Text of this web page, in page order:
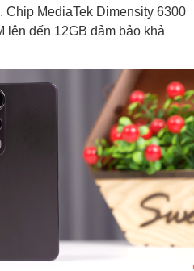
Chip MediaTek Dimensity 6300
lên đến 12GB đảm bảo khả